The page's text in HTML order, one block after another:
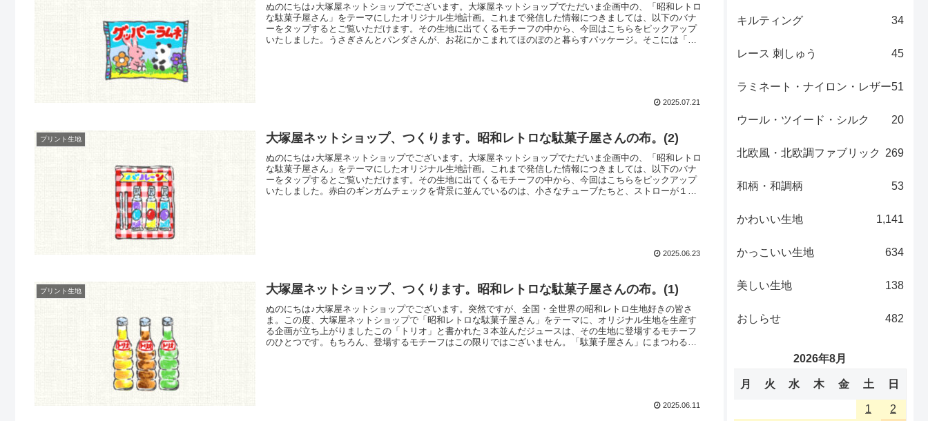
ぬのにちは♪大塚屋ネットショップでございます。大塚屋ネットショップでただいま企画中の、「昭和レトロ
な駄菓子屋さん」をテーマにしたオリジナル生地計画。これまで発信した情報につきましては、以下のバナ
ーをタップするとご覧いただけます。その生地に出てくるモチーフの中から、今回はこちらをピックアップ
いたしました。うさぎさんとパンダさんが、お花にかこまれてほのぼのと暮らすパッケージ。そこには「グ
2025.07.21
プリント生地 大塚屋ネットショップ、つくります。昭和レトロな駄菓子屋さんの布。(2)
ぬのにちは♪大塚屋ネットショップでございます。大塚屋ネットショップでただいま企画中の、「昭和レトロ
な駄菓子屋さん」をテーマにしたオリジナル生地計画。これまで発信した情報につきましては、以下のバナ
ーをタップするとご覧いただけます。その生地に出てくるモチーフの中から、今回はこちらをピックアップ
いたしました。赤白のギンガムチェックを背景に並んでいるのは、小さなチューブたちと、ストローが１
2025.06.23
プリント生地 大塚屋ネットショップ、つくります。昭和レトロな駄菓子屋さんの布。(1)
ぬのにちは♪大塚屋ネットショップでございます。突然ですが、全国・全世界の昭和レトロ生地好きの皆さ
ま。この度、大塚屋ネットショップで「昭和レトロな駄菓子屋さん」をテーマに、オリジナル生地を生産す
る企画が立ち上がりましたこの「トリオ」と書かれた３本並んだジュースは、その生地に登場するモチーフ
のひとつです。もちろん、登場するモチーフはこの限りではございません。「駄菓子屋さん」にまつわるさ
2025.06.11
キルティング 34
レース 刺しゅう 45
ラミネート・ナイロン・レザー51
ウール・ツイード・シルク 20
北欧風・北欧調ファブリック 269
和柄・和調柄 53
かわいい生地 1,141
かっこいい生地 634
美しい生地 138
おしらせ 482
2026年8月
月 火 水 木 金 土 日
1
2